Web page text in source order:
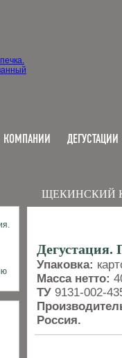
КОМПАНИИ ДЕГУСТАЦИИ
ЩЕКИНСКИЙ
Дегустация.
Упаковка:
Масса нетто:
ТУ 9131-002-
Россия.